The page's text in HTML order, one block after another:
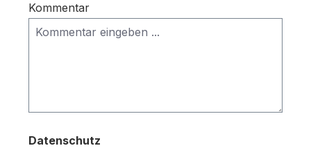
Kommentar
Datenschutz